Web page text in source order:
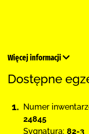
Więcej informacji
Dostępne
1. Numer
24845
Sygnatura: 82-3